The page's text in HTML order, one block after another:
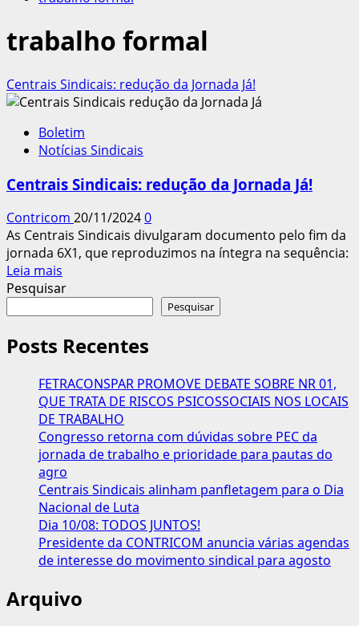
trabalho formal
Centrais Sindicais: redução da Jornada Já!
Boletim
Notícias Sindicais
Centrais Sindicais: redução da Jornada Já!
Contricom 20/11/20240
As Centrais Sindicais divulgaram documento pelo fim da
jornada 6X1, que reproduzimos na íntegra na sequência:
Leia mais
mais
Sindicais:
redução
da
Jornada
Já!
Pesquisar
Pesquisar
Posts Recentes
FETRACONSPAR PROMOVE DEBATE SOBRE NR 01,
QUE TRATA DE RISCOS PSICOSSOCIAIS NOS LOCAIS
DE TRABALHO
Congresso retorna com dúvidas sobre PEC da
jornada de trabalho e prioridade para pautas do
agro
Centrais Sindicais alinham panfletagem para o Dia
Nacional de Luta
Dia 10/08: TODOS JUNTOS!
Presidente da CONTRICOM anuncia várias agendas
de interesse do movimento sindical para agosto
Arquivo